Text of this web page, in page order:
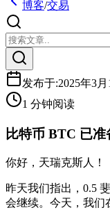
博客/交易
发布于:2025年3月
1 分钟阅读
比特币 BTC 已准
你好，天瑞克斯人！
昨天我们指出，0.5
会继续。今天，我们